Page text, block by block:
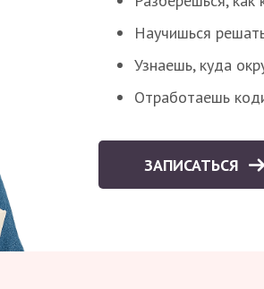
Научишься
Узнаешь, куда
Отработаешь
ЗАПИСАТЬСЯ